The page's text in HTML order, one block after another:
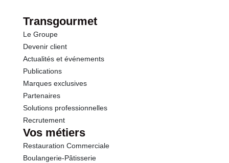
Transgourmet
Le Groupe
Devenir client
Actualités et événements
Publications
Marques exclusives
Partenaires
Solutions professionnelles
Recrutement
Vos métiers
Restauration Commerciale
Boulangerie-Pâtisserie